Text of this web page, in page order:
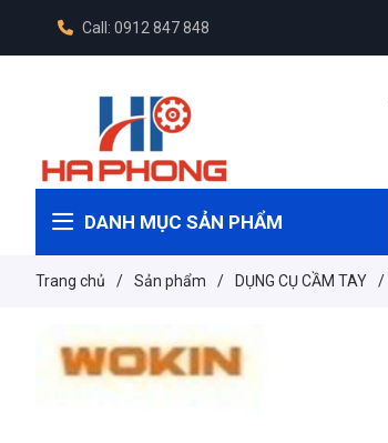
Call: 0912 847 848
DANH MỤC SẢN PHẨM
Trang chủ / Sản phẩm / DỤNG CỤ CẦM TAY /